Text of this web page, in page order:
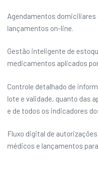
Agendamentos
lançamentos on-line.
Gestão inteligente de
medicamentos aplicados
Controle detalhado de
lote e validade, quanto das
e de todos os indicadores
Fluxo digital de
médicos e lançamentos